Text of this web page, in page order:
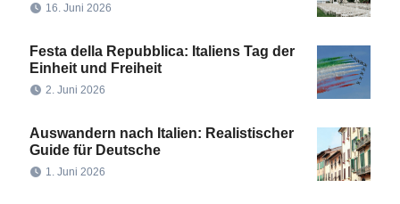
16. Juni 2026
Festa della Repubblica: Italiens Tag der
Einheit und Freiheit
2. Juni 2026
Auswandern nach Italien: Realistischer
Guide für Deutsche
1. Juni 2026